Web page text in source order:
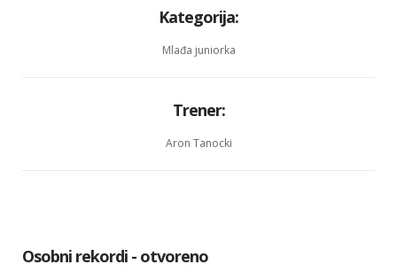
Kategorija:
Mlađa juniorka
Trener:
Aron Tanocki
Osobni rekordi - otvoreno